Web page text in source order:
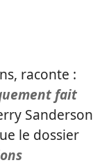
raconte :
fait
Sanderson
le dossier